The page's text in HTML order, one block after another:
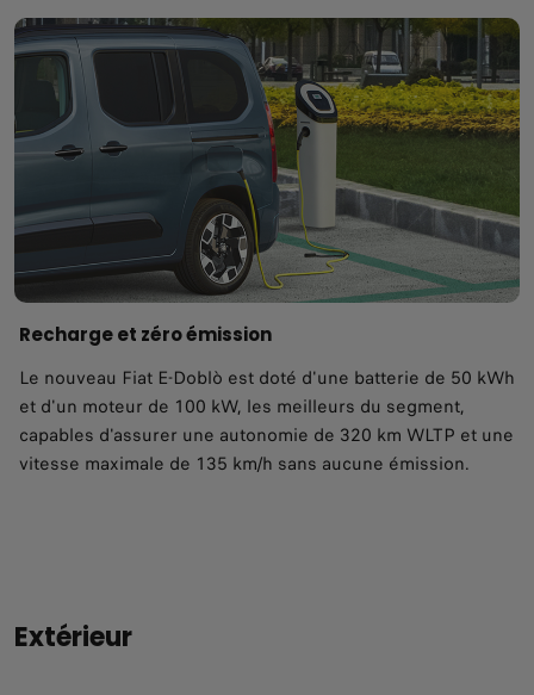
Recharge et zéro émission
Le nouveau Fiat E-Doblò est doté d'une batterie de 50 kWh
et d'un moteur de 100 kW, les meilleurs du segment,
capables d'assurer une autonomie de 320 km WLTP et une
vitesse maximale de 135 km/h sans aucune émission.
Extérieur